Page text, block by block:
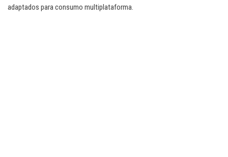
adaptados para consumo multiplataforma.